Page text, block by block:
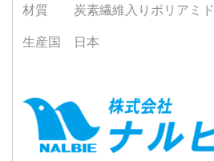
材質 炭素繊維入りポリアミド
生産国 日本